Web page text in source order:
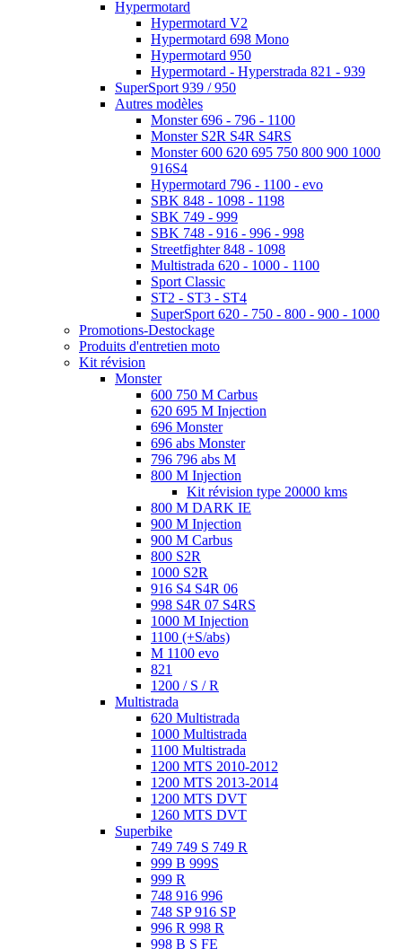
Hypermotard
Hypermotard V2
Hypermotard 698 Mono
Hypermotard 950
Hypermotard - Hyperstrada 821 - 939
SuperSport 939 / 950
Autres modèles
Monster 696 - 796 - 1100
Monster S2R S4R S4RS
Monster 600 620 695 750 800 900 1000
916S4
Hypermotard 796 - 1100 - evo
SBK 848 - 1098 - 1198
SBK 749 - 999
SBK 748 - 916 - 996 - 998
Streetfighter 848 - 1098
Multistrada 620 - 1000 - 1100
Sport Classic
ST2 - ST3 - ST4
SuperSport 620 - 750 - 800 - 900 - 1000
Promotions-Destockage
Produits d'entretien moto
Kit révision
Monster
600 750 M Carbus
620 695 M Injection
696 Monster
696 abs Monster
796 796 abs M
800 M Injection
Kit révision type 20000 kms
800 M DARK IE
900 M Injection
900 M Carbus
800 S2R
1000 S2R
916 S4 S4R 06
998 S4R 07 S4RS
1000 M Injection
1100 (+S/abs)
M 1100 evo
821
1200 / S / R
Multistrada
620 Multistrada
1000 Multistrada
1100 Multistrada
1200 MTS 2010-2012
1200 MTS 2013-2014
1200 MTS DVT
1260 MTS DVT
Superbike
749 749 S 749 R
999 B 999S
999 R
748 916 996
748 SP 916 SP
996 R 998 R
998 B S FE